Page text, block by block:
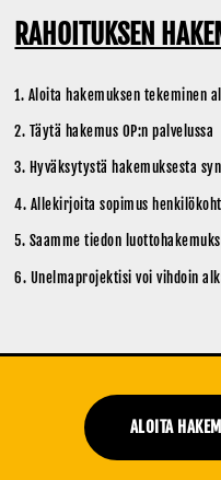
RAHOITUKSEN
1. Aloita hakemuksen tekeminen
2. Täytä hakemus OP:n palvelussa
3. Hyväksytystä hakemuksesta
4. Allekirjoita sopimus
5. Saamme tiedon
6. Unelmaprojektisi voi vihdoin
ALOITA